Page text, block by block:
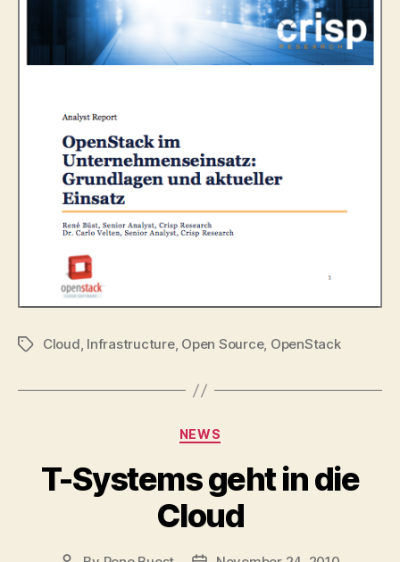
TagsCloud, Infrastructure, Open Source, OpenStack
Categories
NEWS
T-Systems geht in die
Cloud